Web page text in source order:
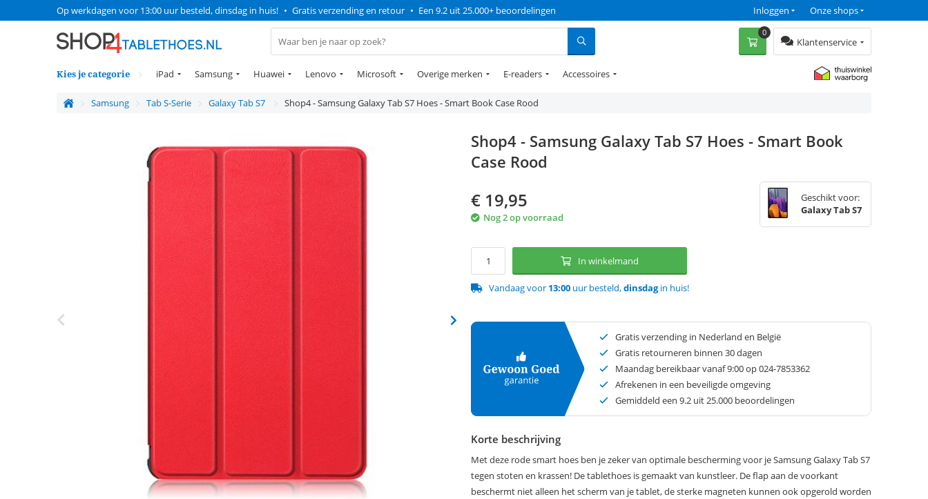
Op werkdagen voor 13:00 uur besteld, dinsdag in huis! • Gratis verzending en retour • Een 9.2 uit 25.000+ beoordelingen Onze shops
Inloggen
Klantenservice
0
Kies je categorie iPad Samsung Huawei Lenovo Microsoft Overige merken E-readers Accessoires
Samsung Tab S-Serie Galaxy Tab S7 Shop4 - Samsung Galaxy Tab S7 Hoes - Smart Book Case Rood
Shop4 - Samsung Galaxy Tab S7 Hoes - Smart Book
Case Rood
€ 19,95
Nog 2 op voorraad
Geschikt voor:
Galaxy Tab S7
In winkelmand
Vandaag voor 13:00 uur besteld,dinsdagin huis!
Gratis verzending in Nederland en België
Gratis retourneren binnen 30 dagen
Maandag bereikbaar vanaf 9:00 op 024-7853362
Afrekenen in een beveiligde omgeving
Gemiddeld een 9.2 uit 25.000 beoordelingen
Korte beschrijving
Met deze rode smart hoes ben je zeker van optimale bescherming voor je Samsung Galaxy Tab S7
tegen stoten en krassen! De tablethoes is gemaakt van kunstleer. De flap aan de voorkant
beschermt niet alleen het scherm van je tablet, de sterke magneten kunnen ook opgerold worden